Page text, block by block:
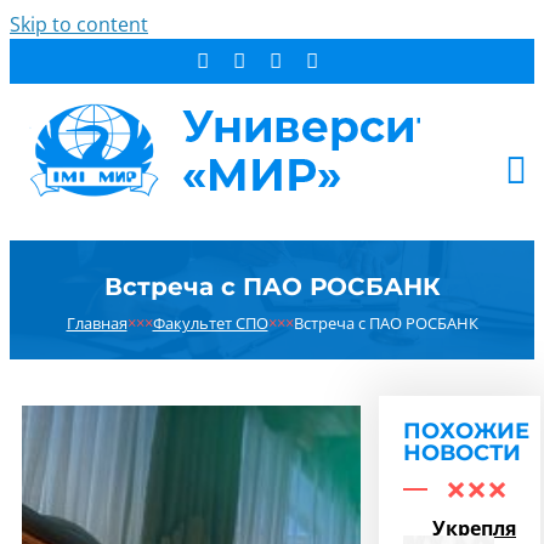
Skip to content
СТУДЕНТУ
ДОПОБРАЗОВАНИЕ
НОВОСТИ
КОНТАКТЫ
РЕЗУЛЬТАТ ПОИСКА:
Встреча с ПАО РОСБАНК
Главная×××Факультет СПО×××Встреча с ПАО РОСБАНК
ПОХОЖИЕ
НОВОСТИ
Укрепляем